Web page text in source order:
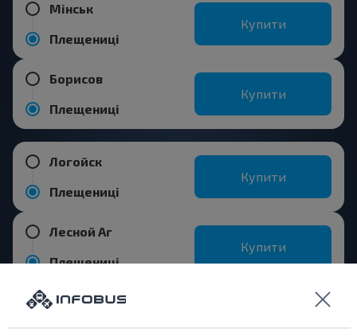
Мінськ
Плещениці
Купити
Борисов
Плещениці
Купити
Логойск
Плещениці
Купити
Лесной Аг
Плещениці
Купити
Популярні напрямки з міста Щучин